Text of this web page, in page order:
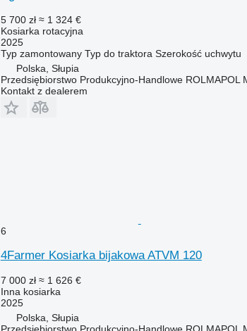
5 700 zł ≈ 1 324 €
Kosiarka rotacyjna
2025
Typ zamontowany Typ do traktora Szerokość uchwytu
Polska, Słupia
Przedsiębiorstwo Produkcyjno-Handlowe ROLMAPOL
Kontakt z dealerem
6
4Farmer Kosiarka bijakowa ATVM 120
7 000 zł ≈ 1 626 €
Inna kosiarka
2025
Polska, Słupia